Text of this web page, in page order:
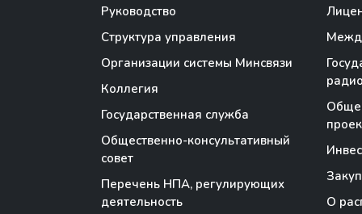
Руководство
Структура управления
Организации системы Минсвязи
Коллегия
Государственная служба
Общественно-консультативный
совет
Перечень НПА, регулирующих
деятельность
О